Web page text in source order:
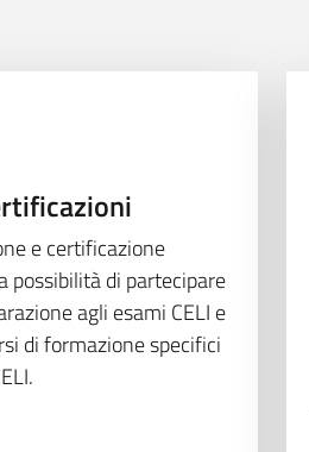
e certificazione
possibilità di partecipare
agli esami CELI e
di formazione specifici